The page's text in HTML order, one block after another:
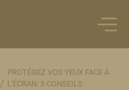
/
PROTÉGEZ VOS YEUX FACE À
L'ÉCRAN: 5 CONSEILS